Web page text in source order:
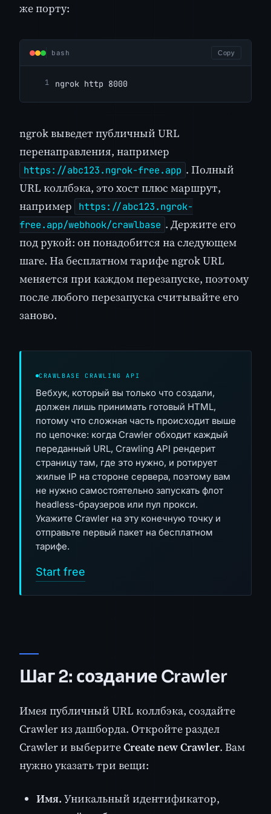
же порту:
bash Copy
ngrok http 8000
ngrok выведет публичный URL
перенаправления, например
https://abc123.ngrok-free.app . Полный
URL коллбэка, это хост плюс маршрут,
например
https://abc123.ngrok-
free.app/webhook/crawlbase . Держите его
под рукой: он понадобится на следующем
шаге. На бесплатном тарифе ngrok URL
меняется при каждом перезапуске, поэтому
после любого перезапуска считывайте его
заново.
CRAWLBASE CRAWLING API
Вебхук, который вы только что создали,
должен лишь принимать готовый HTML,
потому что сложная часть происходит выше
по цепочке: когда Crawler обходит каждый
переданный URL, Crawling API рендерит
страницу там, где это нужно, и ротирует
жилые IP на стороне сервера, поэтому вам
не нужно самостоятельно запускать флот
headless-браузеров или пул прокси.
Укажите Crawler на эту конечную точку и
отправьте первый пакет на бесплатном
тарифе.
Start free
Шаг 2: создание Crawler
Имея публичный URL коллбэка, создайте
Crawler из дашборда. Откройте раздел
Crawler и выберитеCreate new Crawler. Вам
нужно указать три вещи:
Имя. Уникальный идентификатор,